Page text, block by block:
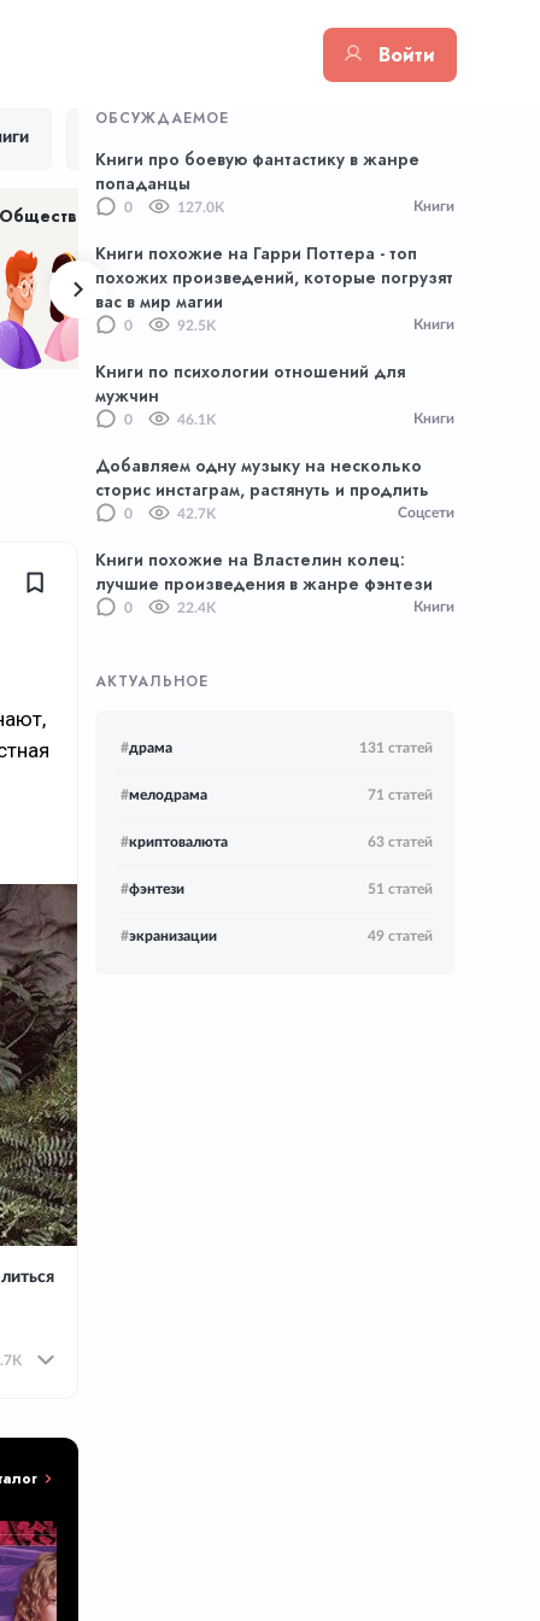
Войти
Общество Хенд Мейд
ОБСУЖДАЕМОЕ
Книги про боевую фантастику в жанре
попаданцы
0 127.0K Книги
Книги похожие на Гарри Поттера - топ
похожих произведений, которые погрузят
вас в мир магии
0 92.5K Книги
Книги по психологии отношений для
мужчин
0 46.1K Книги
Добавляем одну музыку на несколько
сторис инстаграм, растянуть и продлить
0 42.7K Соцсети
Книги похожие на Властелин колец:
лучшие произведения в жанре фэнтези
0 22.4K Книги
АКТУАЛЬНОЕ
#драма 131 статей
#мелодрама 71 статей
#криптовалюта 63 статей
#фэнтези 51 статей
#экранизации 49 статей